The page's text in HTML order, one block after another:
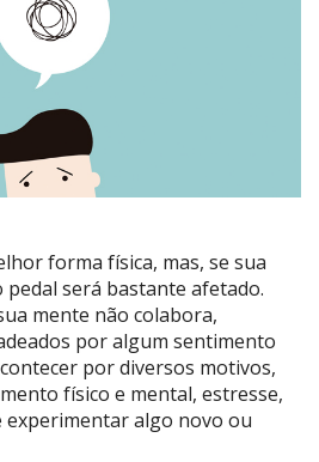
forma física, mas, se sua
será bastante afetado.
mente não colabora,
por algum sentimento
por diversos motivos,
físico e mental, estresse,
experimentar algo novo ou